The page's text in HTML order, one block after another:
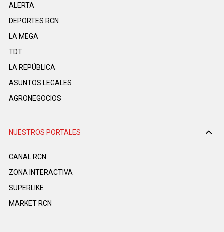
ALERTA
DEPORTES RCN
LA MEGA
TDT
LA REPÚBLICA
ASUNTOS LEGALES
AGRONEGOCIOS
NUESTROS PORTALES
CANAL RCN
ZONA INTERACTIVA
SUPERLIKE
MARKET RCN